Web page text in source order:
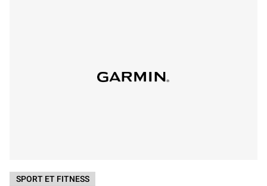
SPORT ET FITNESS